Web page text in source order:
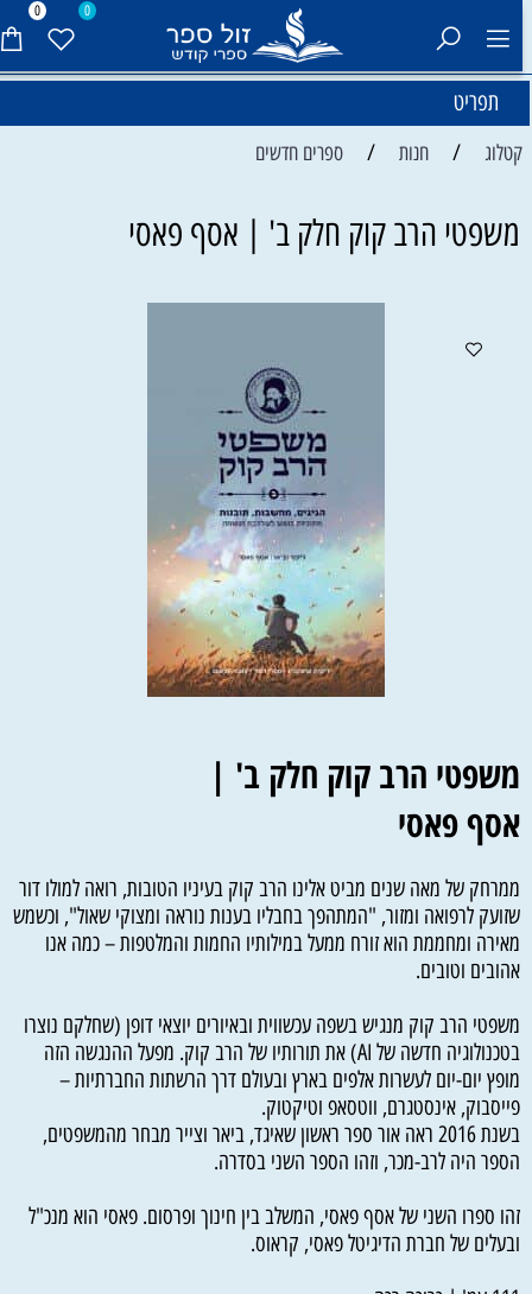
0 0
תפריט
קטלוג / חנות / ספרים חדשים
משפטי הרב קוק חלק ב' | אסף פאסי
משפטי הרב קוק חלק ב' |
אסף פאסי
ממרחק של מאה שנים מביט אלינו הרב קוק בעיניו הטובות, רואה למולו דור
שזועק לרפואה ומזור, "המתהפך בחבליו בענות נוראה ומצוקי שאול", וכשמש
מאירה ומחממת הוא זורח ממעל במילותיו החמות והמלטפות – כמה אנו
אהובים וטובים.
משפטי הרב קוק מנגיש בשפה עכשווית ובאיורים יוצאי דופן (שחלקם נוצרו
בטכנולוגיה חדשה של AI) את תורותיו של הרב קוק. מפעל ההנגשה הזה
מופץ יום-יום לעשרות אלפים בארץ ובעולם דרך הרשתות החברתיות –
פייסבוק, אינסטגרם, ווטסאפ וטיקטוק.
בשנת 2016 ראה אור ספר ראשון שאיגד, ביאר וצייר מבחר מהמשפטים,
הספר היה לרב-מכר, וזהו הספר השני בסדרה.
זהו ספרו השני של אסף פאסי, המשלב בין חינוך ופרסום. פאסי הוא מנכ"ל
ובעלים של חברת הדיגיטל פאסי, קראוס.